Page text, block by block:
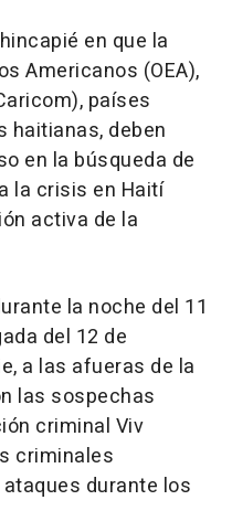
en que la
Americanos (OEA),
países
haitianas, deben
en la búsqueda de
la crisis en Haití
activa de la
la noche del 11
del 12 de
a las afueras de la
las sospechas
criminal Viv
criminales
durante los